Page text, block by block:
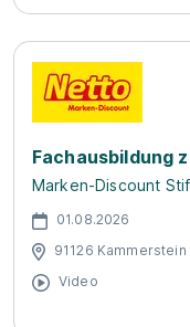
Fachausbildung
Marken-Discount
01.08.2026
91126 Kammerstein
Video